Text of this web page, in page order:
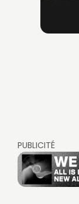
PUBLICITÉ